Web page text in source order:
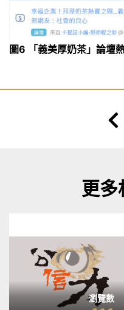
圖6 「義美厚奶茶」論壇
更多
瀏覽數